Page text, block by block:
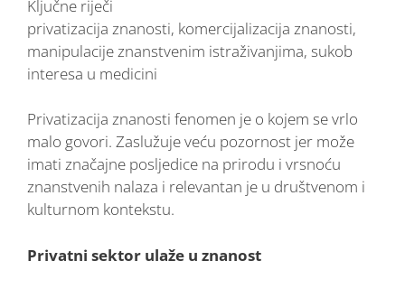
Ključne riječi
privatizacija znanosti, komercijalizacija znanosti,
manipulacije znanstvenim istraživanjima, sukob
interesa u medicini
Privatizacija znanosti fenomen je o kojem se vrlo
malo govori. Zaslužuje veću pozornost jer može
imati značajne posljedice na prirodu i vrsnoću
znanstvenih nalaza i relevantan je u društvenom i
kulturnom kontekstu.
Privatni sektor ulaže u znanost